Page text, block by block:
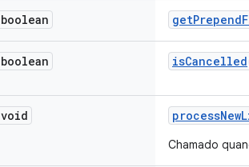
boolean getPrepend
boolean isCancelled
void processNew
Chamado